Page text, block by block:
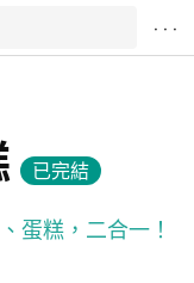
· · ·
已完結
蛋糕，二合一！